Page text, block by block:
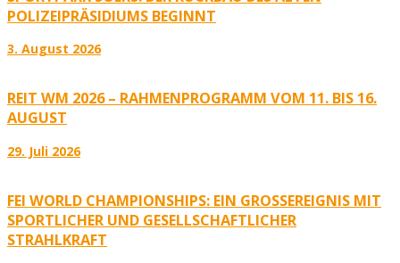
POLIZEIPRÄSIDIUMS BEGINNT
3. August 2026
REIT WM 2026 – RAHMENPROGRAMM VOM 11. BIS 16.
AUGUST
29. Juli 2026
FEI WORLD CHAMPIONSHIPS: EIN GROSSEREIGNIS MIT S
PORTLICHER UND GESELLSCHAFTLICHER S
TRAHLKRAFT